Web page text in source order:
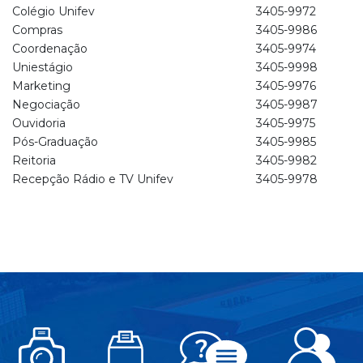
Colégio Unifev
3405-9972
Compras
3405-9986
Coordenação
3405-9974
Uniestágio
3405-9998
Marketing
3405-9976
Negociação
3405-9987
Ouvidoria
3405-9975
Pós-Graduação
3405-9985
Reitoria
3405-9982
Recepção Rádio e TV Unifev
3405-9978